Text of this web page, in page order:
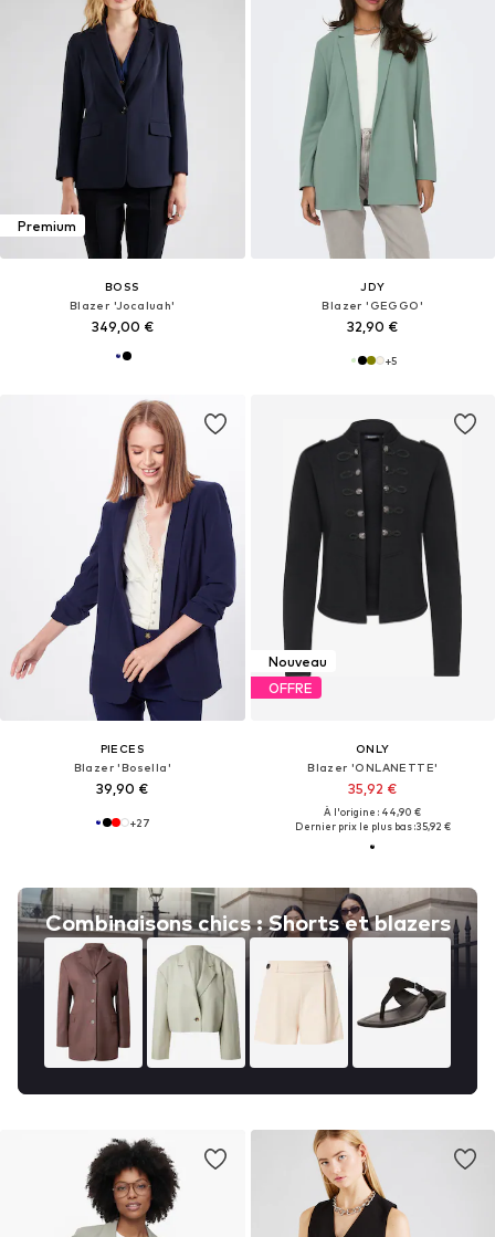
Premium
BOSS
Blazer 'Jocaluah'
349,00 €
JDY
Blazer 'GEGGO'
32,90 €
+5
PIECES
Blazer 'Bosella'
39,90 €
+27
Combinaisons chics : Shorts et blazers
Nouveau
OFFRE
ONLY
Blazer 'ONLANETTE'
35,92 €
À l'origine : 44,90 €
Dernier prix le plus bas :35,92 €